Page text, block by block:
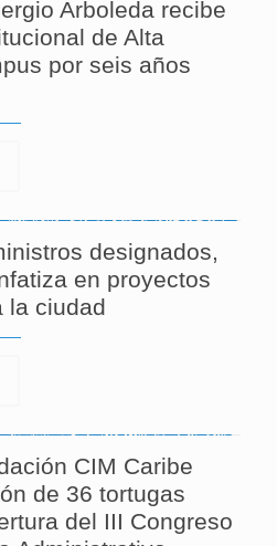
Arboleda recibe
de Alta
por seis años
designados,
en proyectos
la ciudad
CIM Caribe
de 36 tortugas
del III Congreso